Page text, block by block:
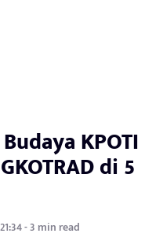
KPOTI
di 5
- 3 min read